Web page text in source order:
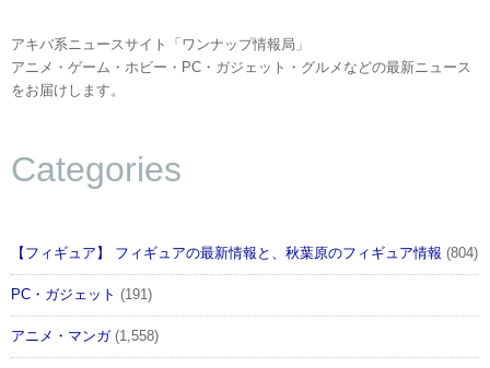
アキバ系ニュースサイト「ワンナップ情報局」
アニメ・ゲーム・ホビー・PC・ガジェット・グルメなどの最新ニュース
をお届けします。
Categories
【フィギュア】 フィギュアの最新情報と、秋葉原のフィギュア情報 (804)
PC・ガジェット (191)
アニメ・マンガ(1,558)